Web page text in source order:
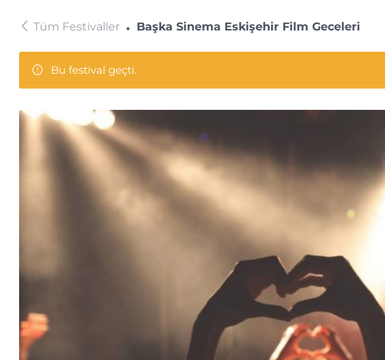
Tüm Festivaller Başka Sinema Eskişehir Film Geceleri
Bu festival geçti.